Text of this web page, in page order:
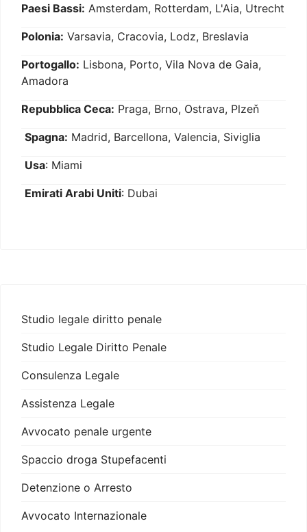
Paesi Bassi: Amsterdam, Rotterdam, L'Aia, Utrecht
Polonia: Varsavia, Cracovia, Lodz, Breslavia
Portogallo: Lisbona, Porto, Vila Nova de Gaia,
Amadora
Repubblica Ceca: Praga, Brno, Ostrava, Plzeň
Spagna: Madrid, Barcellona, Valencia, Siviglia
Usa: Miami
Emirati Arabi Uniti: Dubai
Studio legale diritto penale
Studio Legale Diritto Penale
Consulenza Legale
Assistenza Legale
Avvocato penale urgente
Spaccio droga Stupefacenti
Detenzione o Arresto
Avvocato Internazionale